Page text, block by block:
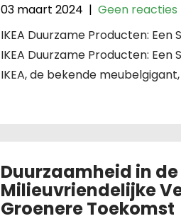
03 maart 2024 |Geen reacties
IKEA Duurzame Producten:
IKEA Duurzame Producten:
IKEA, de bekende
Duurzaamheid in
Milieuvriendelijke
Groenere Toekomst